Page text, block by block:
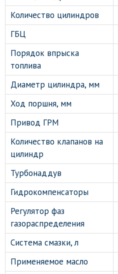
Количество цилиндров
ГБЦ
Порядок впрыска
топлива
Диаметр цилиндра, мм
Ход поршня, мм
Привод ГРМ
Количество клапанов на
цилиндр
Турбонаддув
Гидрокомпенсаторы
Регулятор фаз
газораспределения
Система смазки, л
Применяемое масло